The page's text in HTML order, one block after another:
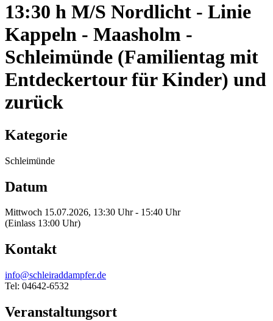
13:30 h M/S Nordlicht - Linie
Kappeln - Maasholm -
Schleimünde (Familientag mit
Entdeckertour für Kinder) und
zurück
Kategorie
Schleimünde
Datum
Mittwoch 15.07.2026, 13:30 Uhr - 15:40 Uhr
(Einlass 13:00 Uhr)
Kontakt
info@schleiraddampfer.de
Tel: 04642-6532
Veranstaltungsort